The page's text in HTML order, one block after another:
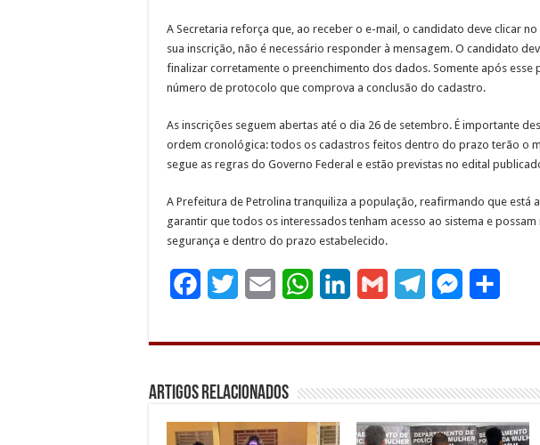
A Secretaria reforça que, ao receber o e-mail, o candidato deve clicar
sua inscrição, não é necessário responder à mensagem. O candidato
finalizar corretamente o preenchimento dos dados. Somente após
número de protocolo que comprova a conclusão do cadastro.
As inscrições seguem abertas até o dia 26 de setembro. É importante
ordem cronológica: todos os cadastros feitos dentro do prazo terão o
segue as regras do Governo Federal e estão previstas no edital
A Prefeitura de Petrolina tranquiliza a população, reafirmando que está
garantir que todos os interessados tenham acesso ao sistema e possam
segurança e dentro do prazo estabelecido.
c
o
i
e
a
a
A
n
d
a
l
r
s
n
a
Artigos Relacionados